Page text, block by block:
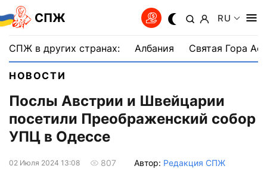
СПЖ RU
СПЖ в других странах: Албания Святая Гора
НОВОСТИ
Послы Австрии и Швейцарии
посетили Преображенский собор
УПЦ в Одессе
02 Июля 2024 13:08 807 Автор: Редакция СПЖ